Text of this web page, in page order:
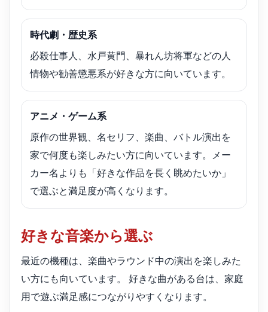
時代劇・歴史系
必殺仕事人、水戸黄門、暴れん坊将軍などの人
情物や勧善懲悪系が好きな方に向いています。
アニメ・ゲーム系
原作の世界観、名セリフ、楽曲、バトル演出を
家で何度も楽しみたい方に向いています。メー
カー名よりも「好きな作品を長く眺めたいか」
で選ぶと満足度が高くなります。
好きな音楽から選ぶ
最近の機種は、楽曲やラウンド中の演出を楽しみた
い方にも向いています。 好きな曲がある台は、家庭
用で遊ぶ満足感につながりやすくなります。